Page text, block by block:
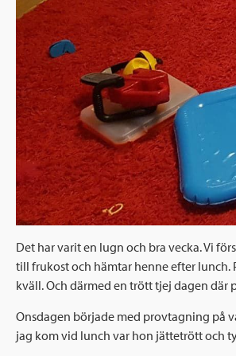
Det har varit en lugn och bra vecka. Vi
till frukost och hämtar henne efter lunch.
kväll. Och därmed en trött tjej dagen där
Onsdagen började med provtagning på
jag kom vid lunch var hon jättetrött och